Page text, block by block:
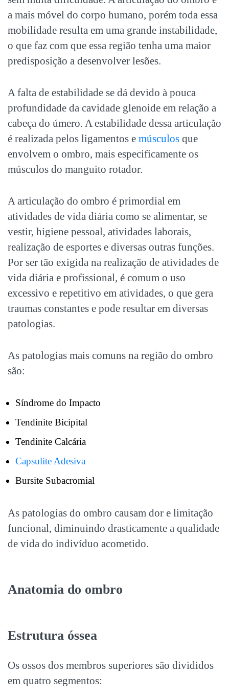
a mais móvel do corpo humano, porém toda essa
mobilidade resulta em uma grande instabilidade,
o que faz com que essa região tenha uma maior
predisposição a desenvolver lesões.
A falta de estabilidade se dá devido à pouca
profundidade da cavidade glenoide em relação a
cabeça do úmero. A estabilidade dessa articulação
é realizada pelos ligamentos e músculos que
envolvem o ombro, mais especificamente os
músculos do manguito rotador.
A articulação do ombro é primordial em
atividades de vida diária como se alimentar, se
vestir, higiene pessoal, atividades laborais,
realização de esportes e diversas outras funções.
Por ser tão exigida na realização de atividades de
vida diária e profissional, é comum o uso
excessivo e repetitivo em atividades, o que gera
traumas constantes e pode resultar em diversas
patologias.
As patologias mais comuns na região do ombro
são:
Síndrome do Impacto
Tendinite Bicipital
Tendinite Calcária
Capsulite Adesiva
Bursite Subacromial
As patologias do ombro causam dor e limitação
funcional, diminuindo drasticamente a qualidade
de vida do indivíduo acometido.
Anatomia do ombro
Estrutura óssea
Os ossos dos membros superiores são divididos
em quatro segmentos: